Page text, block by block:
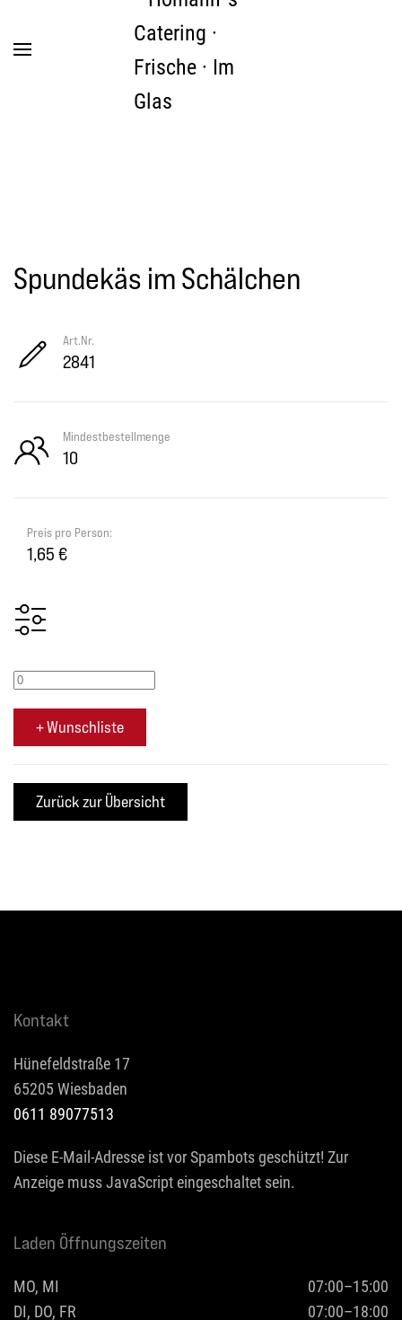
Zum Hauptinhalt springen
Spundekäs im Schälchen
Art.Nr.
2841
Mindestbestellmenge
10
Preis pro Person:
1,65 €
+ Wunschliste
Kontakt
Hünefeldstraße 17
65205 Wiesbaden
0611 89077513
Diese E-Mail-Adresse ist vor Spambots geschützt! Zur
Anzeige muss JavaScript eingeschaltet sein.
Laden Öffnungszeiten
MO, MI
07:00–15:00
DI, DO, FR
07:00–18:00